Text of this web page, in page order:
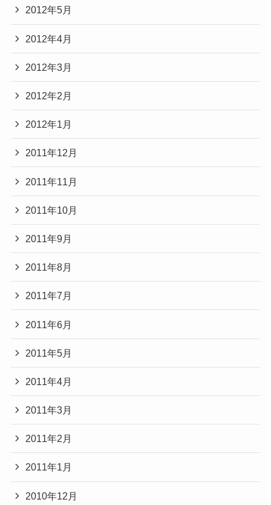
2012年5月
2012年4月
2012年3月
2012年2月
2012年1月
2011年12月
2011年11月
2011年10月
2011年9月
2011年8月
2011年7月
2011年6月
2011年5月
2011年4月
2011年3月
2011年2月
2011年1月
2010年12月